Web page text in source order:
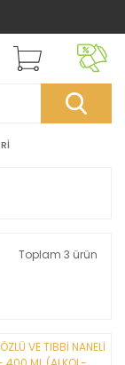
Toplam 3 ürün